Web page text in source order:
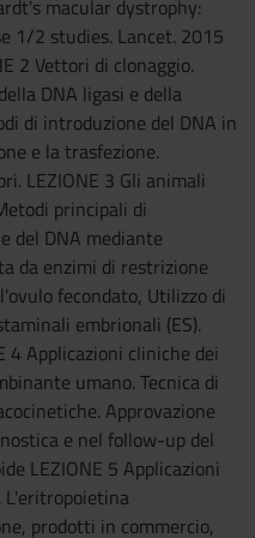
macular dystrophy:
1/2 studies. Lancet. 2015
2 Vettori di clonaggio.
DNA ligasi e della
di introduzione del DNA in
e la trasfezione.
LEZIONE 3 Gli animali
principali di
del DNA mediante
da enzimi di restrizione
fecondato, Utilizzo di
embrionali (ES).
4 Applicazioni cliniche dei
umano. Tecnica di
Approvazione
e nel follow-up del
LEZIONE 5 Applicazioni
L'eritropoietina
prodotti in commercio,